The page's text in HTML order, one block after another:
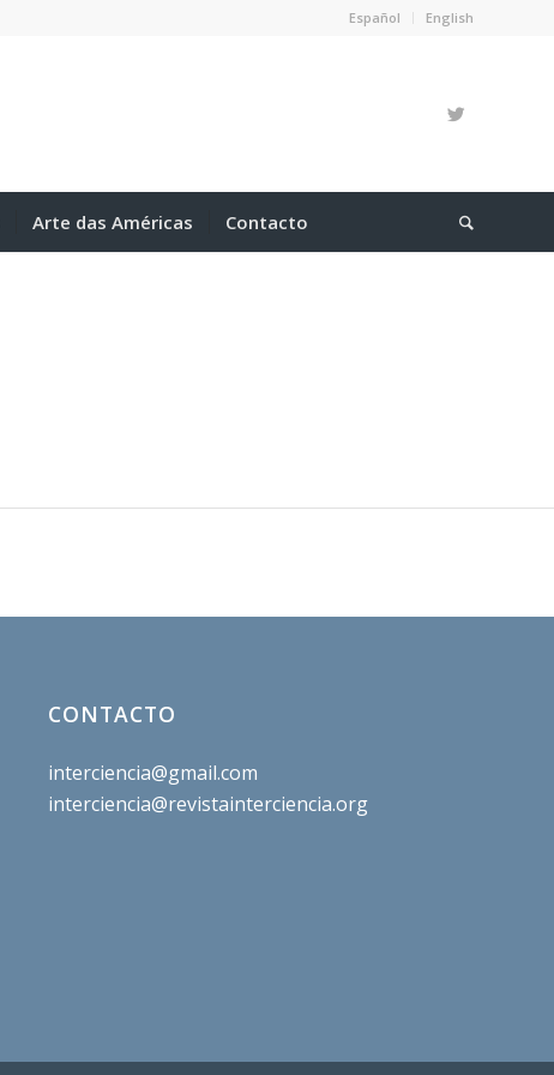
Español English
Arte das Américas Contacto
CONTACTO
interciencia@gmail.com
interciencia@revistainterciencia.org